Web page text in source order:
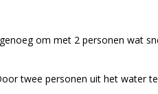
om met 2 personen wat
twee personen uit het water